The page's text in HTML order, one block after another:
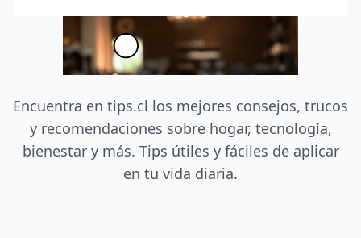
Encuentra en tips.cl los mejores consejos, trucos
y recomendaciones sobre hogar, tecnología,
bienestar y más. Tips útiles y fáciles de aplicar
en tu vida diaria.